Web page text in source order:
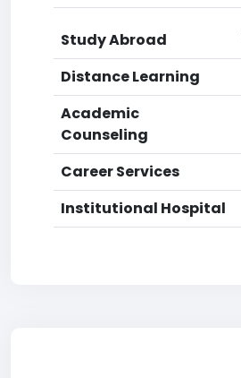
Study Abroad
Distance Learning
Academic
Counseling
Career Services
Institutional Hospital